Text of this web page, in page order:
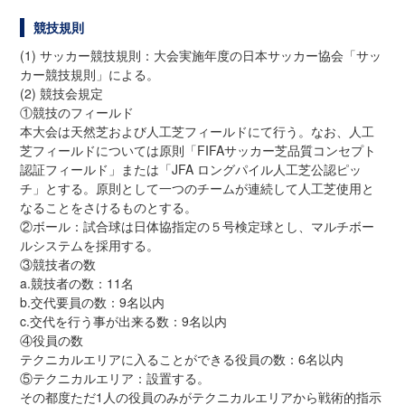
競技規則
(1) サッカー競技規則：大会実施年度の日本サッカー協会「サッ
カー競技規則」による。
(2) 競技会規定
①競技のフィールド
本大会は天然芝および人工芝フィールドにて行う。なお、人工
芝フィールドについては原則「FIFAサッカー芝品質コンセプト
認証フィールド」または「JFA ロングパイル人工芝公認ピッ
チ」とする。原則として一つのチームが連続して人工芝使用と
なることをさけるものとする。
②ボール：試合球は日体協指定の５号検定球とし、マルチボー
ルシステムを採用する。
③競技者の数
a.競技者の数：11名
b.交代要員の数：9名以内
c.交代を行う事が出来る数：9名以内
④役員の数
テクニカルエリアに入ることができる役員の数：6名以内
⑤テクニカルエリア：設置する。
その都度ただ1人の役員のみがテクニカルエリアから戦術的指示